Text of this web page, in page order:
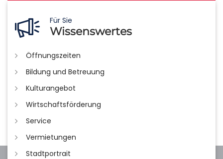
Für Sie
Wissenswertes
Öffnungszeiten
Bildung und Betreuung
Kulturangebot
Wirtschaftsförderung
Service
Vermietungen
Stadtportrait